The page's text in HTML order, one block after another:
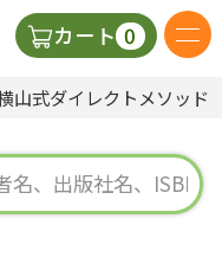
カート 0
本語の教科書
覚・補助教材
山式ダイレクトメソッ